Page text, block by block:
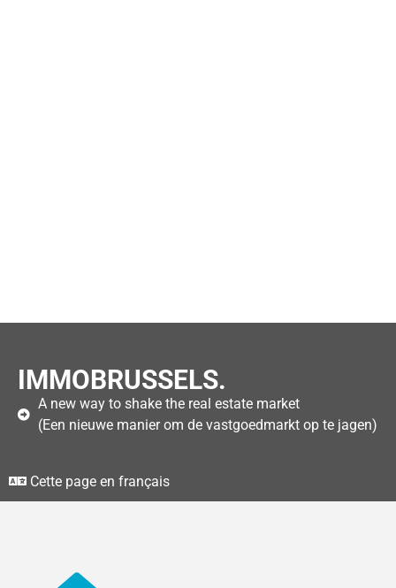
IMMOBRUSSELS.
A new way to shake the real estate market
(Een nieuwe manier om de vastgoedmarkt op te jagen)
Cette page en français